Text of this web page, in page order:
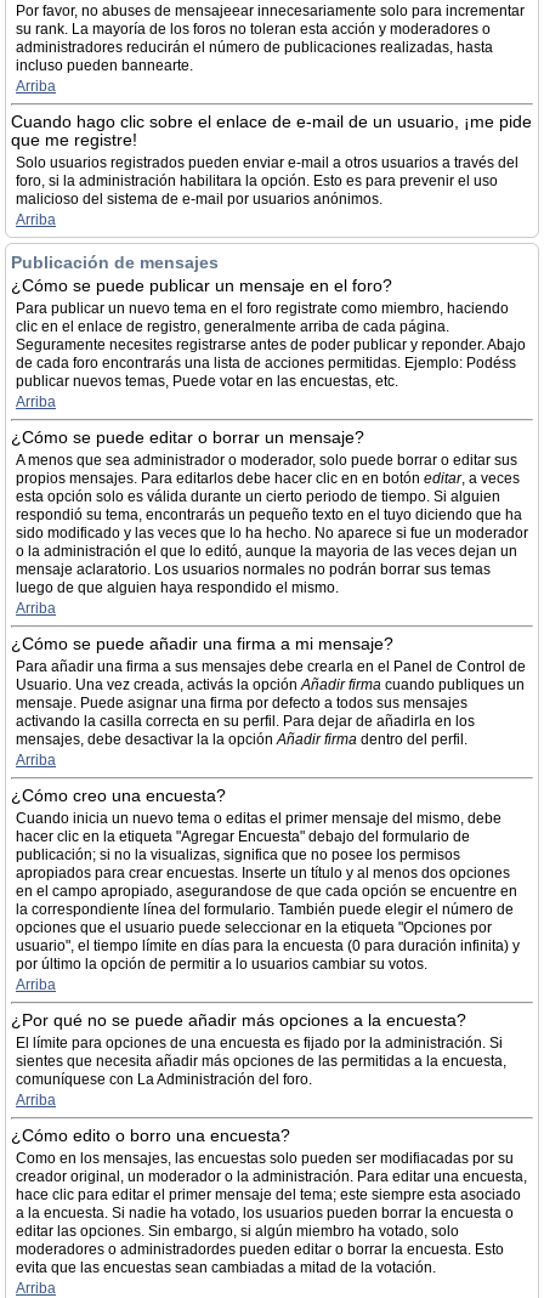
Por favor, no abuses de mensajeear innecesariamente solo para incrementar
su rank. La mayoría de los foros no toleran esta acción y moderadores o
administradores reducirán el número de publicaciones realizadas, hasta
incluso pueden bannearte.
Arriba
Cuando hago clic sobre el enlace de e-mail de un usuario, ¡me pide
que me registre!
Solo usuarios registrados pueden enviar e-mail a otros usuarios a través del
foro, si la administración habilitara la opción. Esto es para prevenir el uso
malicioso del sistema de e-mail por usuarios anónimos.
Arriba
Publicación de mensajes
¿Cómo se puede publicar un mensaje en el foro?
Para publicar un nuevo tema en el foro registrate como miembro, haciendo
clic en el enlace de registro, generalmente arriba de cada página.
Seguramente necesites registrarse antes de poder publicar y reponder. Abajo
de cada foro encontrarás una lista de acciones permitidas. Ejemplo: Podéss
publicar nuevos temas, Puede votar en las encuestas, etc.
Arriba
¿Cómo se puede editar o borrar un mensaje?
A menos que sea administrador o moderador, solo puede borrar o editar sus
propios mensajes. Para editarlos debe hacer clic en en botón editar, a veces
esta opción solo es válida durante un cierto periodo de tiempo. Si alguien
respondió su tema, encontrarás un pequeño texto en el tuyo diciendo que ha
sido modificado y las veces que lo ha hecho. No aparece si fue un moderador
o la administración el que lo editó, aunque la mayoria de las veces dejan un
mensaje aclaratorio. Los usuarios normales no podrán borrar sus temas
luego de que alguien haya respondido el mismo.
Arriba
¿Cómo se puede añadir una firma a mi mensaje?
Para añadir una firma a sus mensajes debe crearla en el Panel de Control de
Usuario. Una vez creada, activás la opciónAñadir firma cuando publiques un
mensaje. Puede asignar una firma por defecto a todos sus mensajes
activando la casilla correcta en su perfil. Para dejar de añadirla en los
mensajes, debe desactivar la la opciónAñadir firma dentro del perfil.
Arriba
¿Cómo creo una encuesta?
Cuando inicia un nuevo tema o editas el primer mensaje del mismo, debe
hacer clic en la etiqueta "Agregar Encuesta" debajo del formulario de
publicación; si no la visualizas, significa que no posee los permisos
apropiados para crear encuestas. Inserte un título y al menos dos opciones
en el campo apropiado, asegurandose de que cada opción se encuentre en
la correspondiente línea del formulario. También puede elegir el número de
opciones que el usuario puede seleccionar en la etiqueta "Opciones por
usuario", el tiempo límite en días para la encuesta (0 para duración infinita) y
por último la opción de permitir a lo usuarios cambiar su votos.
Arriba
¿Por qué no se puede añadir más opciones a la encuesta?
El límite para opciones de una encuesta es fijado por la administración. Si
sientes que necesita añadir más opciones de las permitidas a la encuesta,
comuníquese con La Administración del foro.
Arriba
¿Cómo edito o borro una encuesta?
Como en los mensajes, las encuestas solo pueden ser modifiacadas por su
creador original, un moderador o la administración. Para editar una encuesta,
hace clic para editar el primer mensaje del tema; este siempre esta asociado
a la encuesta. Si nadie ha votado, los usuarios pueden borrar la encuesta o
editar las opciones. Sin embargo, si algún miembro ha votado, solo
moderadores o administradordes pueden editar o borrar la encuesta. Esto
evita que las encuestas sean cambiadas a mitad de la votación.
Arriba